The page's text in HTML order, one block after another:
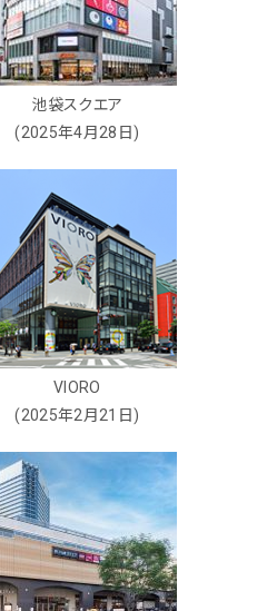
池袋スクエア
(2025年4月28日)
VIORO
(2025年2月21日)